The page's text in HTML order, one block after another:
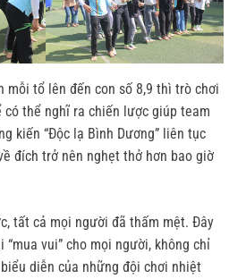
mỗi tổ lên đến con số 8,9 thì trò chơi
có thể nghĩ ra chiến lược giúp team
kiến “Độc lạ Bình Dương” liên tục
đích trở nên nghẹt thở hơn bao giờ
tất cả mọi người đã thấm mệt. Đây
vui” cho mọi người, không chỉ
diễn của những đội chơi nhiệt